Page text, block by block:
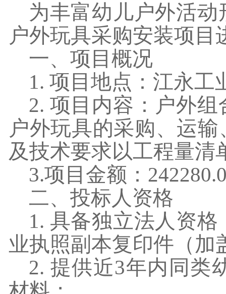
为丰富幼儿户外活
户外玩具采购安装项
一、项目概况
1. 项目地点：江永工
2. 项目内容：户外
户外玩具的采购、运
及技术要求以工程量清
3.项目金额：
二、投标人资格
1. 具备独立法人资
业执照副本复印件（加
2. 提供近3年内同类